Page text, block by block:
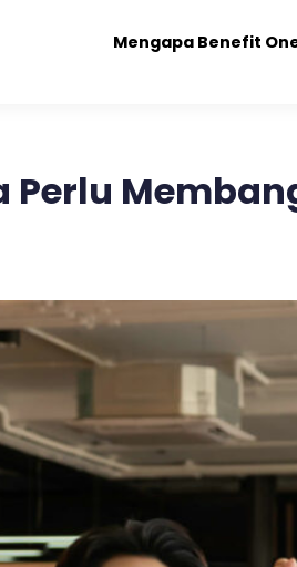
Mengapa Benefit
Perlu